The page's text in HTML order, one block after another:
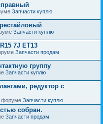
Запчасти куплю
Запчасти куплю
7J ET13
Запчасти продам
группу
Запчасти куплю
редуктор с
форуме Запчасти куплю
собран.
Запчасти продам